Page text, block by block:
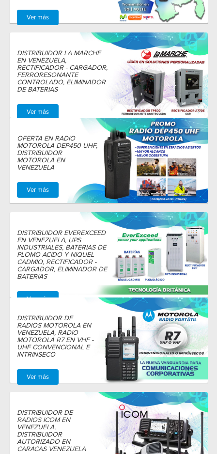
Ver más
DISTRIBUIDOR LA MARCHE
EN VENEZUELA,
RECTIFICADOR - CARGADOR,
FERRORESONANTE
CONTROLADO, ELIMINADOR
DE BATERIAS
Ver más
OFERTA EN RADIO
MOTOROLA DEP450 UHF,
DISTRIBUIDOR
MOTOROLA EN
VENEZUELA
Ver más
DISTRIBUIDOR EVEREXCEED
EN VENEZUELA, UPS
INDUSTRIALES, BATERIAS DE
PLOMO ACIDO Y NIQUEL
CADMIO, RECTIFICADOR -
CARGADOR, ELIMINADOR DE
BATERIAS
Ver más
DISTRIBUIDOR DE
RADIOS MOTOROLA EN
VENEZUELA, RADIO
MOTOROLA R7 EN VHF -
UHF CONVENCIONAL E
INTRINSECO
Ver más
DISTRIBUIDOR DE
RADIOS ICOM EN
VENEZUELA,
DISTRIBUIDOR
AUTORIZADO EN
CARACAS VENEZUELA